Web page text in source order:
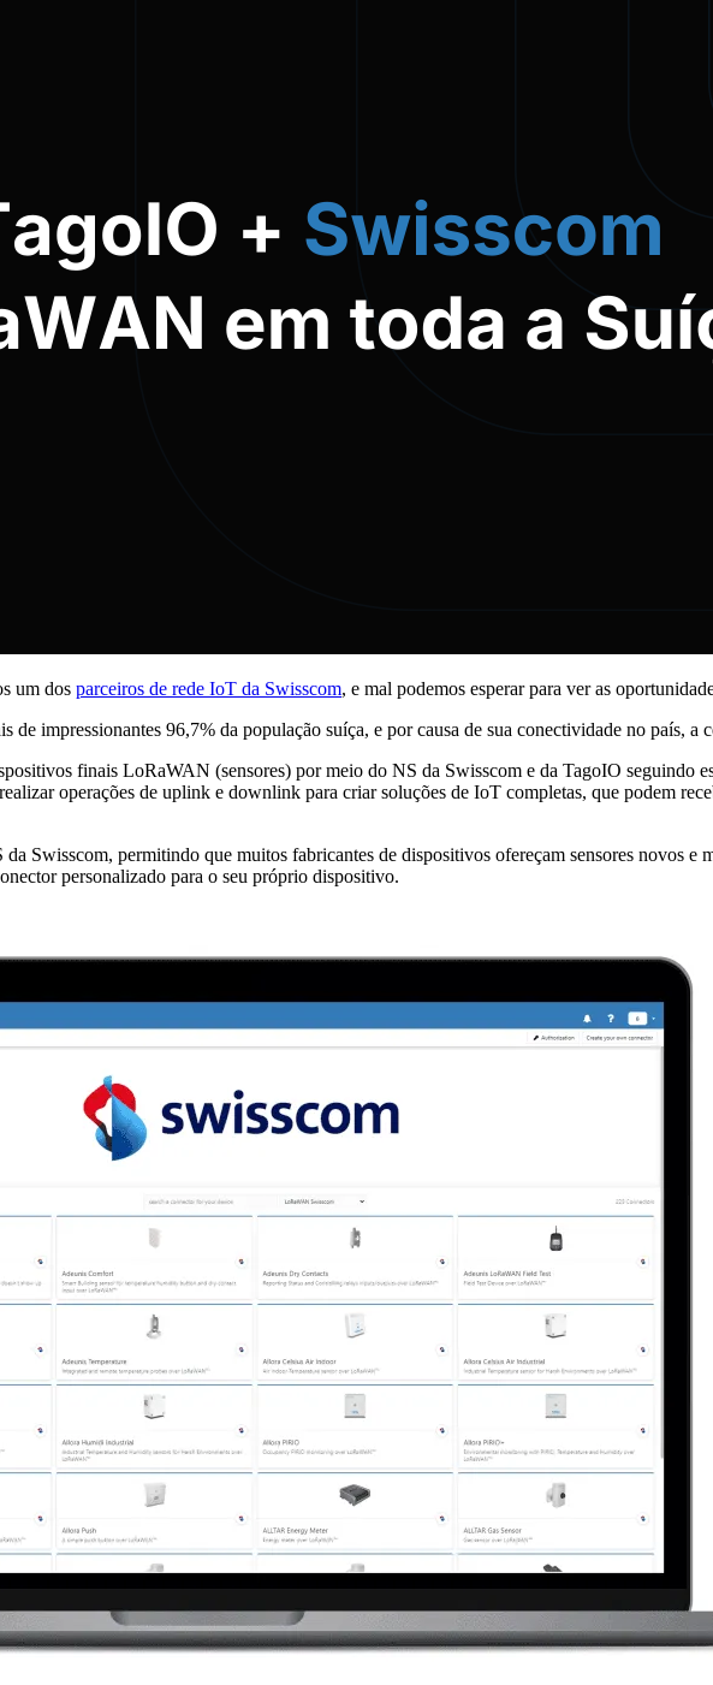
um dos parceiros de rede IoT da Swisscom, e mal podemos esperar para ver as
impressionantes 96,7% da população suíça, e por causa de sua conectividade no país, a
finais LoRaWAN (sensores) por meio do NS da Swisscom e da TagoIO seguindo
operações de uplink e downlink para criar soluções de IoT completas, que podem
Swisscom, permitindo que muitos fabricantes de dispositivos ofereçam sensores novos e
personalizado para o seu próprio dispositivo.